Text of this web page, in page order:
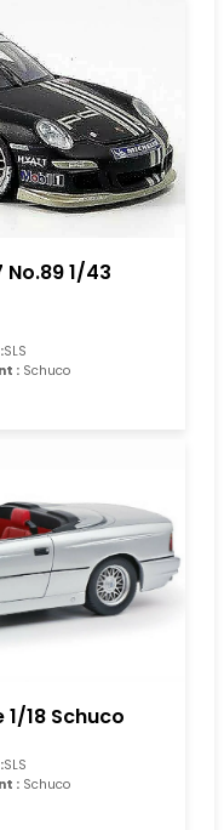
1/43
SLS
: Schuco
18 Schuco
SLS
: Schuco